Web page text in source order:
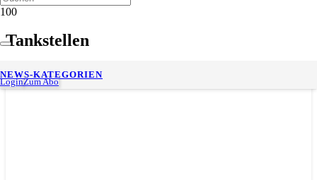
LoginZum Abo
NEWS-KATEGORIEN
Tankstellen